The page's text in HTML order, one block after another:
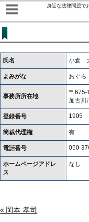
身近な法律問題で
氏名 小倉
よみがな おぐ
事務所所在地
〒675-
加古川
登録番号 1905
簡裁代理権 有
電話番号 050-
ホームページアドレ
ス
なし
« 岡本 孝司